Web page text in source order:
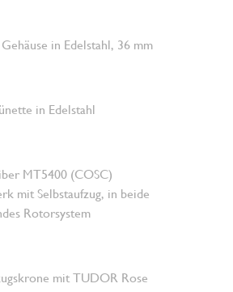
in Edelstahl, 36 mm
in Edelstahl
MT5400 (COSC)
mit Selbstaufzug, in beide
Rotorsystem
mit TUDOR Rose